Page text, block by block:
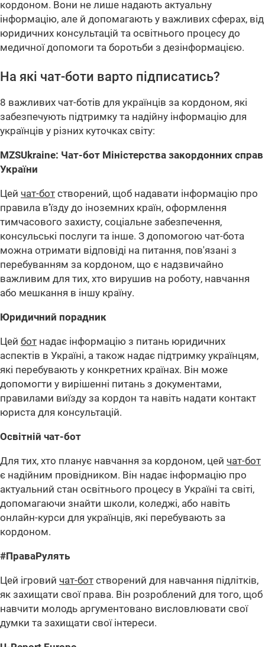
кордоном. Вони не лише надають актуальну
інформацію, але й допомагають у важливих сферах, від
юридичних консультацій та освітнього процесу до
медичної допомоги та боротьби з дезінформацією.
На які чат-боти варто підписатись?
8 важливих чат-ботів для українців за кордоном, які
забезпечують підтримку та надійну інформацію для
українців у різних куточках світу:
MZSUkraine: Чат-бот Міністерства закордонних справ
України
Цей чат-бот створений, щоб надавати інформацію про
правила в’їзду до іноземних країн, оформлення
тимчасового захисту, соціальне забезпечення,
консульські послуги та інше. З допомогою чат-бота
можна отримати відповіді на питання, пов'язані з
перебуванням за кордоном, що є надзвичайно
важливим для тих, хто вирушив на роботу, навчання
або мешкання в іншу країну.
Юридичний порадник
Цей бот надає інформацію з питань юридичних
аспектів в Україні, а також надає підтримку українцям,
які перебувають у конкретних країнах. Він може
допомогти у вирішенні питань з документами,
правилами виїзду за кордон та навіть надати контакт
юриста для консультацій.
Освітній чат-бот
Для тих, хто планує навчання за кордоном, цей чат-бот
є надійним провідником. Він надає інформацію про
актуальний стан освітнього процесу в Україні та світі,
допомагаючи знайти школи, коледжі, або навіть
онлайн-курси для українців, які перебувають за
кордоном.
#ПраваРулять
Цей ігровий чат-бот створений для навчання підлітків,
як захищати свої права. Він розроблений для того, щоб
навчити молодь аргументовано висловлювати свої
думки та захищати свої інтереси.